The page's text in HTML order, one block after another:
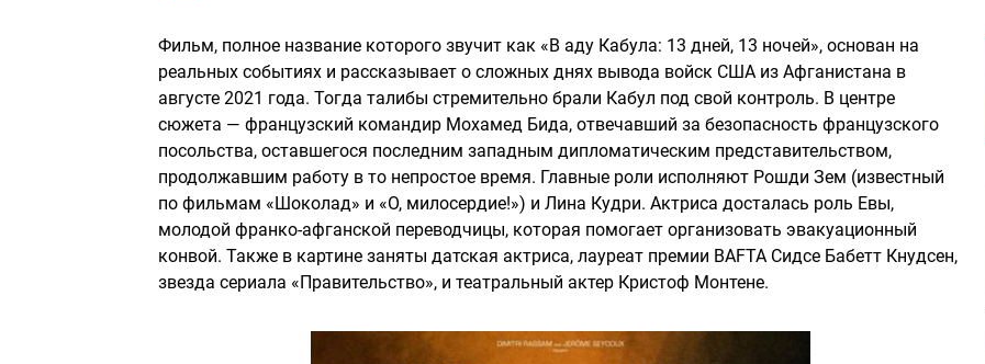
Фильм, полное название которого звучит как «В аду Кабула: 13 дней, 13 ночей», основан на
реальных событиях и рассказывает о сложных днях вывода войск США из Афганистана в
августе 2021 года. Тогда талибы стремительно брали Кабул под свой контроль. В центре
сюжета — французский командир Мохамед Бида, отвечавший за безопасность французского
посольства, оставшегося последним западным дипломатическим представительством,
продолжавшим работу в то непростое время. Главные роли исполняют Рошди Зем (известный
по фильмам «Шоколад» и «О, милосердие!») и Лина Кудри. Актриса досталась роль Евы,
молодой франко-афганской переводчицы, которая помогает организовать эвакуационный
конвой. Также в картине заняты датская актриса, лауреат премии BAFTA Сидсе Бабетт Кнудсен,
звезда сериала «Правительство», и театральный актер Кристоф Монтене.